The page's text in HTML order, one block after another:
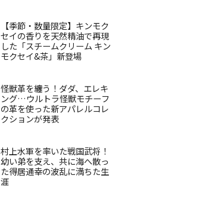
【季節・数量限定】キンモク
セイの香りを天然精油で再現
した「スチームクリーム キン
モクセイ&茶」新登場
怪獣革を纏う！ダダ、エレキ
ング…ウルトラ怪獣モチーフ
の革を使った新アパレルコレ
クションが発表
村上水軍を率いた戦国武将！
幼い弟を支え、共に海へ散っ
た得居通幸の波乱に満ちた生
涯